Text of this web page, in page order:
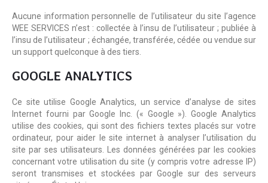
Aucune information personnelle de l’utilisateur du site l’agence
WEE SERVICES n’est : collectée à l’insu de l’utilisateur ; publiée à
l’insu de l’utilisateur ; échangée, transférée, cédée ou vendue sur
un support quelconque à des tiers.
GOOGLE ANALYTICS
Ce site utilise Google Analytics, un service d’analyse de sites
Internet fourni par Google Inc. (« Google »). Google Analytics
utilise des cookies, qui sont des fichiers textes placés sur votre
ordinateur, pour aider le site internet à analyser l’utilisation du
site par ses utilisateurs. Les données générées par les cookies
concernant votre utilisation du site (y compris votre adresse IP)
seront transmises et stockées par Google sur des serveurs